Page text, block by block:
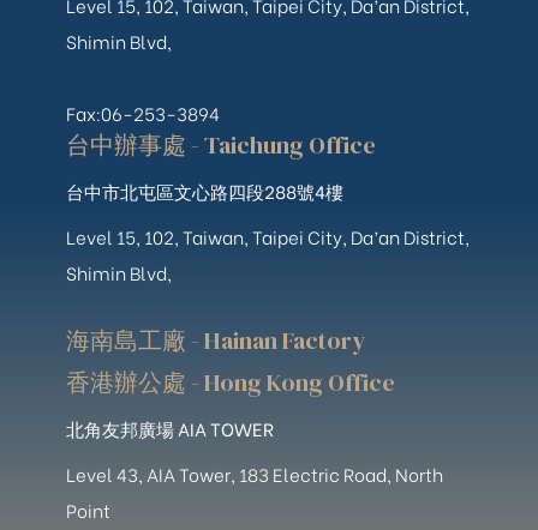
Shimin Blvd,
Fax:06-253-3894
台中辦事處 - Taichung Office
台中市北屯區文心路四段288號4樓
Level 15, 102, Taiwan, Taipei City, Da’an District,
Shimin Blvd,
海南島工廠 - Hainan Factory
香港辦公處 - Hong Kong Office
北角友邦廣場 AIA TOWER
Level 43, AIA Tower, 183 Electric Road, North
Point